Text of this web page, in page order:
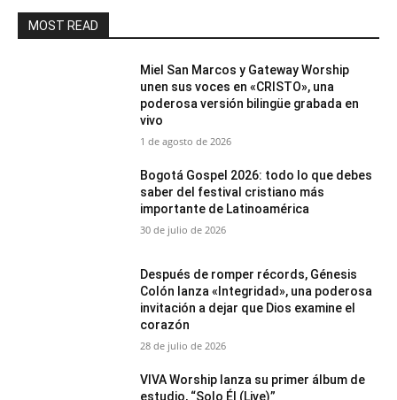
MOST READ
Miel San Marcos y Gateway Worship
unen sus voces en «CRISTO», una
poderosa versión bilingüe grabada en
vivo
1 de agosto de 2026
Bogotá Gospel 2026: todo lo que debes
saber del festival cristiano más
importante de Latinoamérica
30 de julio de 2026
Después de romper récords, Génesis
Colón lanza «Integridad», una poderosa
invitación a dejar que Dios examine el
corazón
28 de julio de 2026
VIVA Worship lanza su primer álbum de
estudio, “Solo Él (Live)”